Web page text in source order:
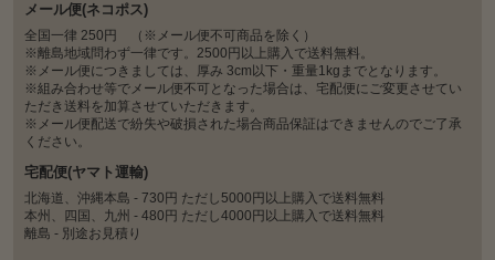
メール便(ネコポス)
全国一律 250円 （※メール便不可商品を除く）
※離島地域問わず一律です。2500円以上購入で送料無料。
※メール便につきましては、厚み 3cm以下・重量1kgまでとなります。
※組み合わせ等でメール便不可となった場合は、宅配便にご変更させてい
ただき送料を加算させていただきます。
※メール便配送で紛失や破損された場合商品保証はできませんのでご了承
ください。
宅配便(ヤマト運輸)
北海道、沖縄本島 - 730円 ただし5000円以上購入で送料無料
本州、四国、九州 - 480円 ただし4000円以上購入で送料無料
離島 - 別途お見積り